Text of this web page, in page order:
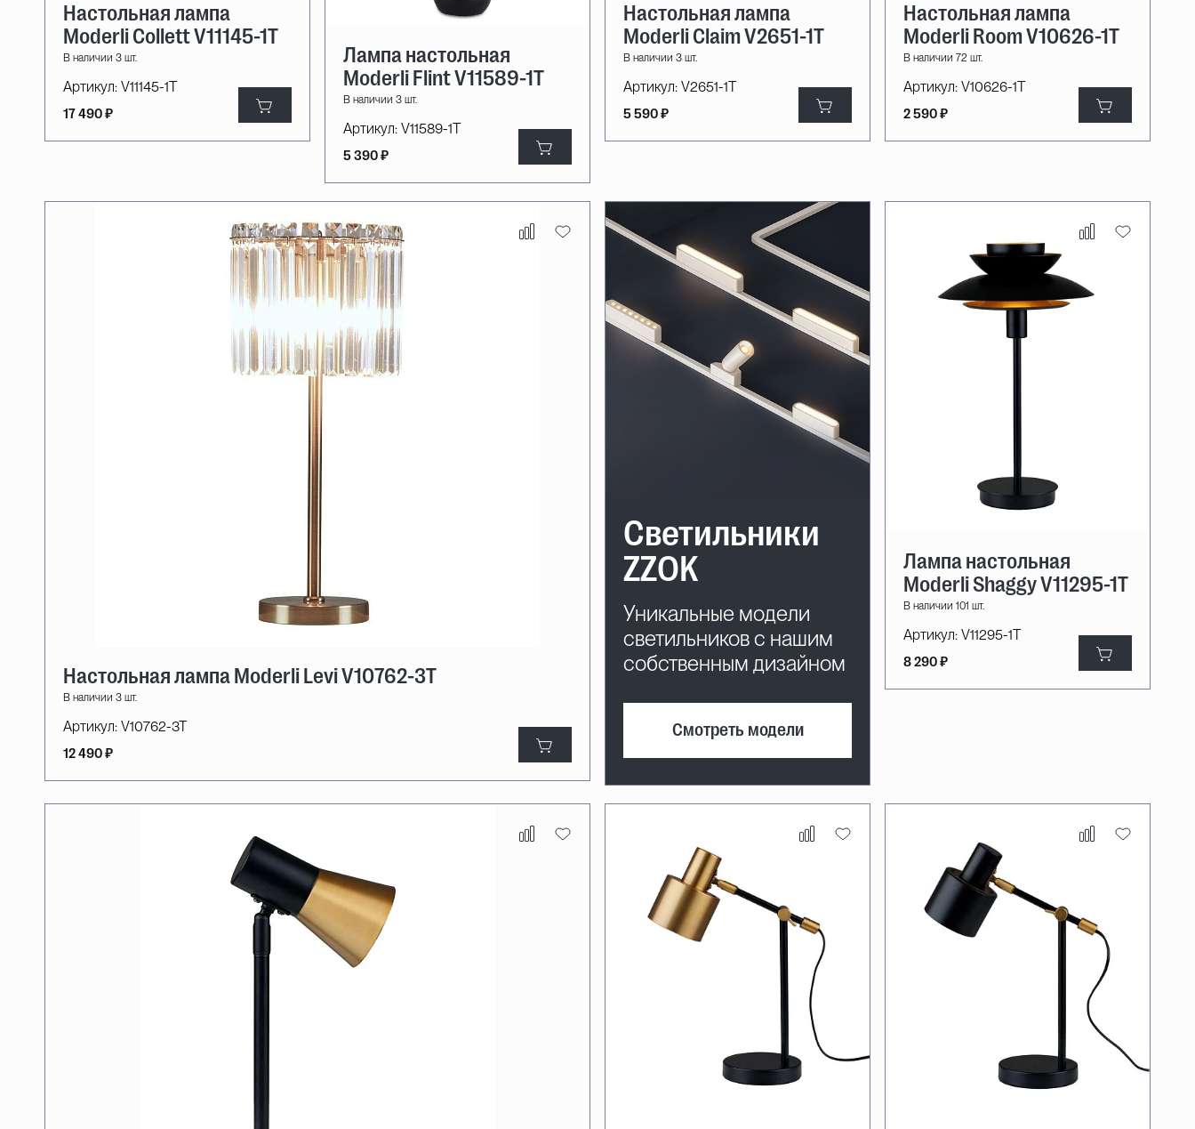
Настольная лампа
Moderli Collett V11145-1T
В наличии 3 шт.
Артикул: V11145-1T
17 490 ₽
Лампа настольная
Moderli Flint V11589-1T
В наличии 3 шт.
Артикул: V11589-1T
5 390 ₽
Настольная лампа
Moderli Claim V2651-1T
В наличии 3 шт.
Артикул: V2651-1T
5 590 ₽
Настольная лампа
Moderli Room V10626-1T
В наличии 72 шт.
Артикул: V10626-1T
2 590 ₽
Настольная лампа Moderli Levi V10762-3T
В наличии 3 шт.
Артикул: V10762-3T
12 490 ₽
Светильники
ZZOK
Уникальные модели
светильников с нашим
собственным дизайном
Смотреть модели
Лампа настольная
Moderli Shaggy V11295-1T
В наличии 101 шт.
Артикул: V11295-1T
8 290 ₽